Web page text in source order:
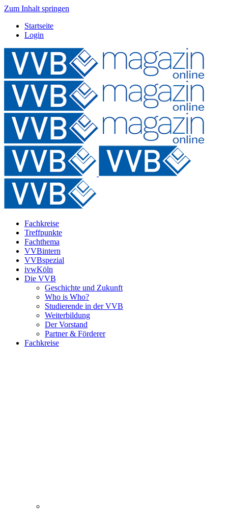
Zum Inhalt springen
Startseite
Login
Fachkreise
Treffpunkte
Fachthema
VVBintern
VVBspezial
ivwKöln
Die VVB
Geschichte und Zukunft
Who is Who?
Studierende in der VVB
Weiterbildung
Der Vorstand
Partner & Förderer
Fachkreise